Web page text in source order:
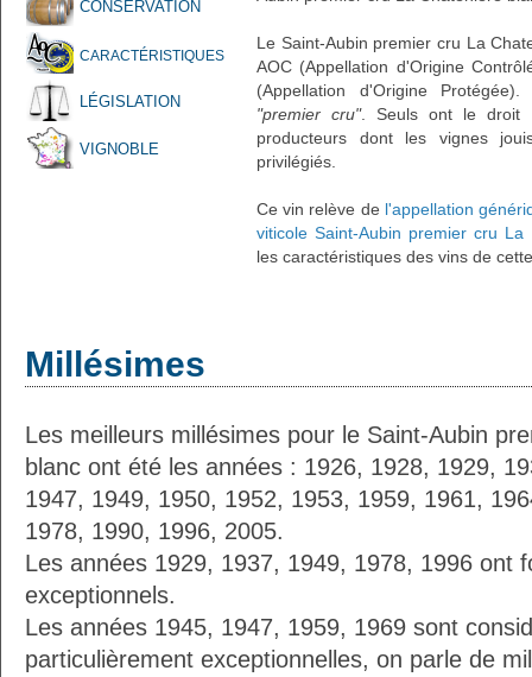
CONSERVATION
CARACTÉRISTIQUES
LÉGISLATION
VIGNOBLE
Le Saint-Aubin premier cru La
AOC (Appellation d'Origine
(Appellation d'Origine
"premier cru". Seuls ont le droit
producteurs dont les vignes
privilégiés.
Ce vin relève de l'appellation
viticole Saint-Aubin premier cru La
les caractéristiques des vins de
Millésimes
Les meilleurs millésimes pour le Saint-Aubin
blanc ont été les années : 1926, 1928, 1929,
1947, 1949, 1950, 1952, 1953, 1959, 1961,
1978, 1990, 1996, 2005.
Les années 1929, 1937, 1949, 1978, 1996 ont
exceptionnels.
Les années 1945, 1947, 1959, 1969 sont
particulièrement exceptionnelles, on parle de